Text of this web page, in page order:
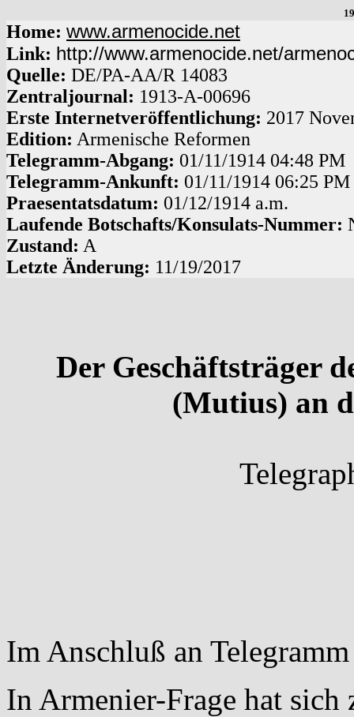
Home: www.armenocide.net
Link: http://www.armenocide.net/
Quelle: DE/PA-AA/R 14083
Zentraljournal: 1913-A-00696
Erste Internetveröffentlichung: 2017
Edition: Armenische Reformen
Telegramm-Abgang: 01/11/1914 04:48 PM
Telegramm-Ankunft: 01/11/1914 06:25 PM
Praesentatsdatum: 01/12/1914 a.m.
Laufende Botschafts/Konsulats-Nummer:
Zustand: A
Letzte Änderung: 11/19/2017
Der Geschäftsträger
(Mutius) an
Im Anschluß an
In Armenier-Frage hat